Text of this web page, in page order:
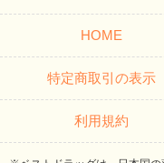
HOME
特定商取引の表示
利用規約